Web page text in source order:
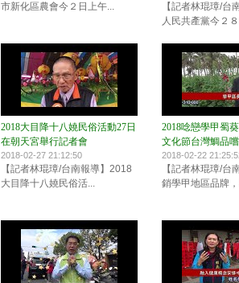
市新化區農會今２日上午...
【記者林琨璋/台
人民共產黨今２
2018大目降十八嬈民俗活動27日
在朝天宮舉行記者會
2018-02-27 21:12:50
【記者林琨璋/台南報導】2018
大目降十八嬈民俗活...
2018唸戀學甲蜀
文化節台灣鯛品
2018-02-22
【記者林琨璋/台
銷學甲地區品牌